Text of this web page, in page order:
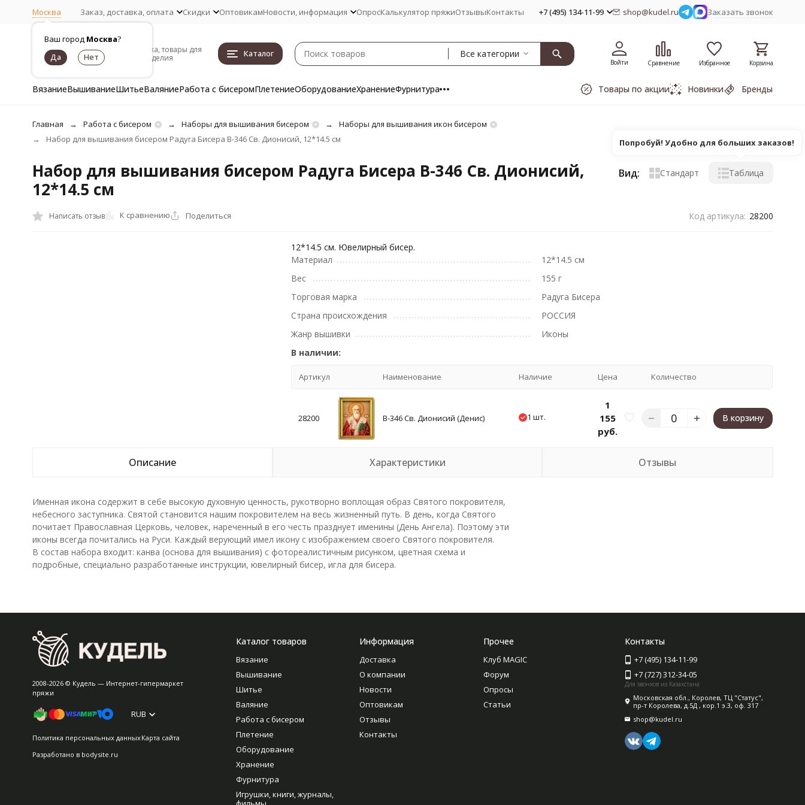
Москва
Ваш город Москва?
Заказ, доставка, оплата Скидки ОптовикамНовости, информация ОпросКалькулятор пряжиОтзывыКонтакты +7 (495) 134-11-99 shop@kudel.ru Заказать звонок
Пряжа, товары для
рукоделия
Каталог Все категории
Войти Сравнение Избранное Корзина
ВязаниеВышиваниеШитьеВаляниеРабота с бисеромПлетениеОборудованиеХранениеФурнитура Товары по акции Новинки Бренды
Главная Работа с бисером Наборы для вышивания бисером
Наборы для вышивания икон бисером
Набор для вышивания бисером Радуга Бисера В-346 Св. Дионисий, 12*14.5 см
Набор для вышивания бисером Радуга Бисера В-346 Св. Дионисий,
12*14.5 см
Вид: Стандарт Таблица
Написать отзыв К сравнению Поделиться Код артикула: 28200
12*14.5 см. Ювелирный бисер.
Материал
12*14.5 см
Вес
155 г
Торговая марка
Радуга Бисера
Страна происхождения
РОССИЯ
Жанр вышивки
Иконы
В наличии:
Артикул Наименование Наличие Цена Количество
28200 В-346 Св. Дионисий (Денис) 1 шт.
1
155
руб.
В корзину
Описание Характеристики Отзывы
Именная икона содержит в себе высокую духовную ценность, рукотворно воплощая образ Святого покровителя,
небесного заступника. Святой становится нашим покровителем на весь жизненный путь. В день, когда Святого
почитает Православная Церковь, человек, нареченный в его честь празднует именины (День Ангела). Поэтому эти
иконы всегда почитались на Руси. Каждый верующий имел икону с изображением своего Святого покровителя.
В состав набора входит: канва (основа для вышивания) с фотореалистичным рисунком, цветная схема и
подробные, специально разработанные инструкции, ювелирный бисер, игла для бисера.
2008-2026 © Кудель — Интернет-гипермаркет
пряжи
RUB
Политика персональных данныхКарта сайта
Разработано в bodysite.ru
Каталог товаров
Вязание
Вышивание
Шитье
Валяние
Работа с бисером
Плетение
Оборудование
Хранение
Фурнитура
Игрушки, книги, журналы,
Информация
Доставка
О компании
Новости
Оптовикам
Отзывы
Контакты
Прочее
Клуб MAGIC
Форум
Опросы
Статьи
Контакты
+7 (495) 134-11-99
+7 (727) 312-34-05
Для звонков из Казахстана
Московская обл., Королев, ТЦ "Статус",
пр-т Королева, д.5Д , кор.1 э.3, оф. 317
shop@kudel.ru
Попробуй! Удобно для больших заказов!